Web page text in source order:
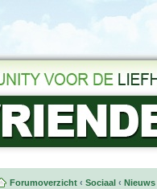
Forumoverzicht ‹ Sociaal ‹